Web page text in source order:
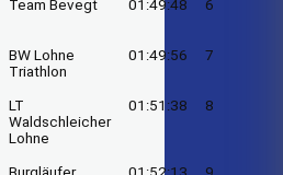
Team Bevegt 01:49:48 6
BW Lohne
Triathlon
01:49:56 7
LT
Waldschleicher
Lohne
01:51:38 8